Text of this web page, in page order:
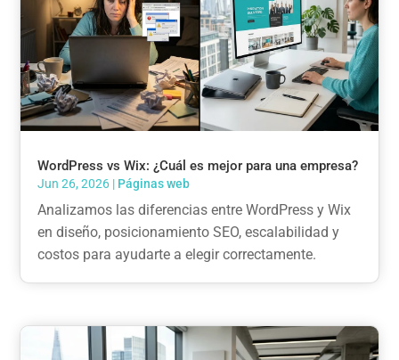
WordPress vs Wix: ¿Cuál es mejor para una empresa?
Jun 26, 2026 | Páginas web
Analizamos las diferencias entre WordPress y Wix
en diseño, posicionamiento SEO, escalabilidad y
costos para ayudarte a elegir correctamente.